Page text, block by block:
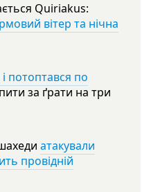
Quiriakus:
вітер та нічна
потоптався по
за ґрати на три
атакували
провідній